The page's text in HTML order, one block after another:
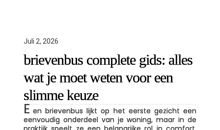
Juli 2, 2026
brievenbus complete gids: alles
wat je moet weten voor een
slimme keuze
E en brievenbus lijkt op het eerste gezicht een
eenvoudig onderdeel van je woning, maar in de